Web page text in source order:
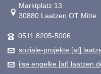
Link zur Google-Maps
Marktplatz 13
30880 Laatzen OT Mitte
0511 8205-5006
soziale-projekte [at]
ilse.engelke [at]